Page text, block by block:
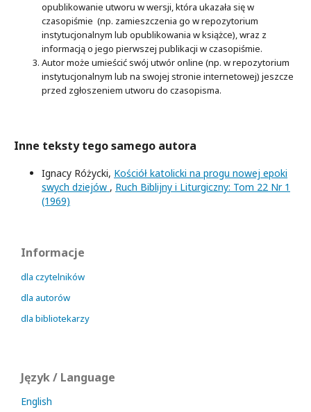
opublikowanie utworu w wersji, która ukazała się w
czasopiśmie (np. zamieszczenia go w repozytorium
instytucjonalnym lub opublikowania w książce), wraz z
informacją o jego pierwszej publikacji w czasopiśmie.
Autor może umieścić swój utwór online (np. w repozytorium
instytucjonalnym lub na swojej stronie internetowej) jeszcze
przed zgłoszeniem utworu do czasopisma.
Inne teksty tego samego autora
Ignacy Różycki, Kościół katolicki na progu nowej epoki
swych dziejów , Ruch Biblijny i Liturgiczny: Tom 22 Nr 1
(1969)
Informacje
dla czytelników
dla autorów
dla bibliotekarzy
Język / Language
English